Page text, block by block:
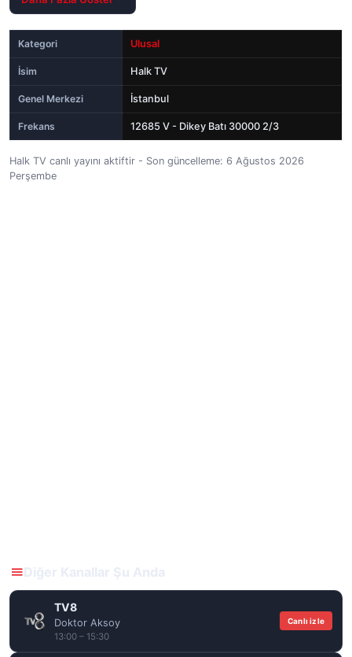
Kategori Ulusal
İsim Halk TV
Genel Merkezi İstanbul
Frekans 12685 V - Dikey Batı 30000 2/3
Halk TV canlı yayını aktiftir - Son güncelleme: 6 Ağustos 2026
Perşembe
TV8
Doktor Aksoy
13:00 – 15:30
Canlı izle